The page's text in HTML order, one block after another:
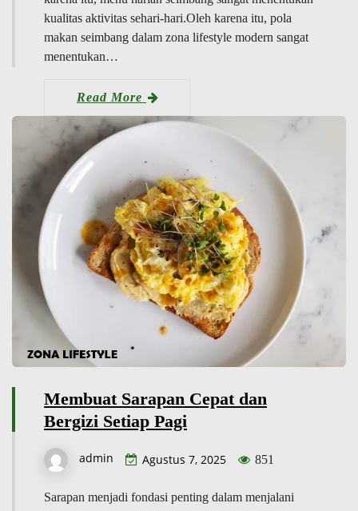
kualitas aktivitas sehari-hari.Oleh karena itu, pola
makan seimbang dalam zona lifestyle modern sangat
menentukan…
Read More
Membuat Sarapan Cepat dan
Bergizi Setiap Pagi
admin Agustus 7, 2025 851
Sarapan menjadi fondasi penting dalam menjalani